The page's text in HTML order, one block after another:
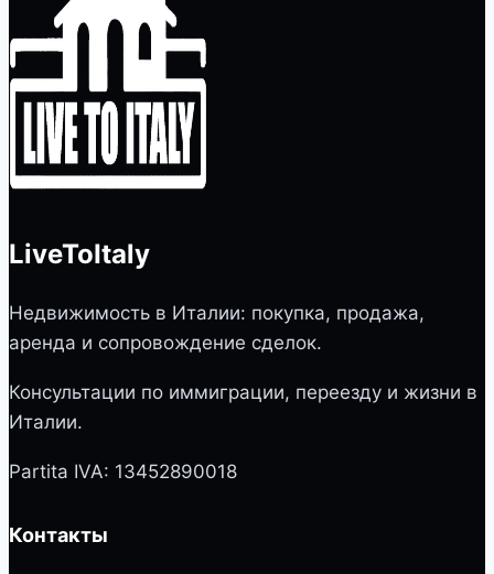
LiveToItaly
Недвижимость в Италии: покупка, продажа,
аренда и сопровождение сделок.
Консультации по иммиграции, переезду и жизни в
Италии.
Partita IVA: 13452890018
Контакты